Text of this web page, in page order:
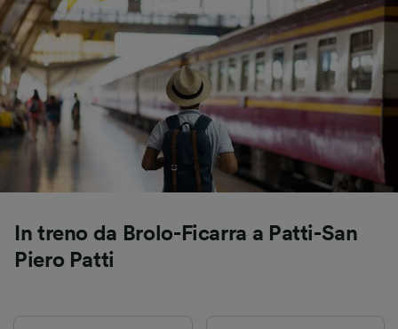
In treno da Brolo-Ficarra a Patti-San
Piero Patti
Utilizzare dati di geolocalizzazione precisi.
Scansione attiva delle caratteristiche del
dispositivo ai fini dell’identificazione.
Archiviare informazioni su dispositivo e/o
accedervi. Pubblicità e contenuti
personalizzati, misurazione delle prestazioni
dei contenuti e degli annunci, ricerche sul
pubblico, sviluppo di servizi.
Elenco dei partner (fornitori)